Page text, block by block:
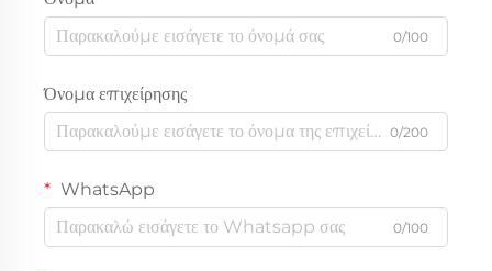
0/100
Όνομα επιχείρησης
0/200
WhatsApp
0/100